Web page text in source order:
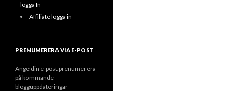
logga In
Affiliate logga in
PRENUMERERA VIA E-POST
Ange din e-post prenumerera
på kommande
blogguppdateringar